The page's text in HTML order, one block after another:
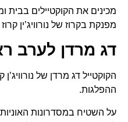
מכינים את הקוקטיילים בבית
מפנקת בקרוז של נורוויג’ין קרוז
דג מרדן לערב
הקוקטייל דג מרדן של נורוויג’ן
ההפלגות.
על השטיח במסדרונות האוניות של